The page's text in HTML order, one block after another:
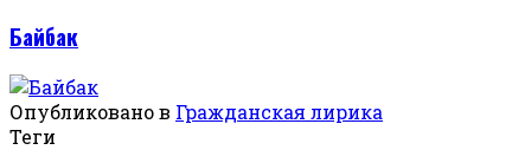
Байбак
Опубликовано в Гражданская лирика
Теги